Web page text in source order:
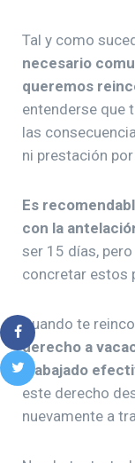
Tal y como
necesario
queremos
entenderse que
las
ni prestación
Es
con la
ser 15 días, pero
concretar estos
Cuando te
derecho a
trabajado
este derecho
nuevamente a